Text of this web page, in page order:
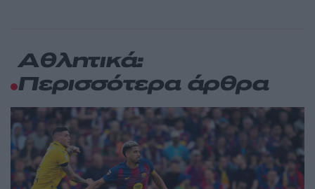
Αθλητικά:
Περισσότερα άρθρα